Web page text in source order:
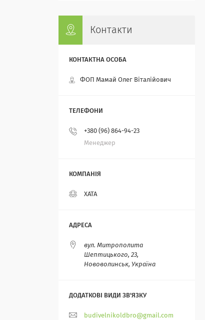
Контакти
ФОП Мамай Олег Віталійович
+380 (96) 864-94-23
Менеджер
ХАТА
вул. Митрополита
Шептицького, 23,
Нововолинськ, Україна
budivelnikoldbro@gmail.com